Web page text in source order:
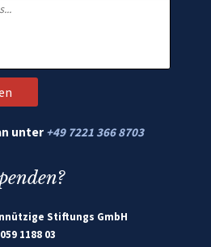
unter +49 7221 366 8703
Stiftungs GmbH
1188 03